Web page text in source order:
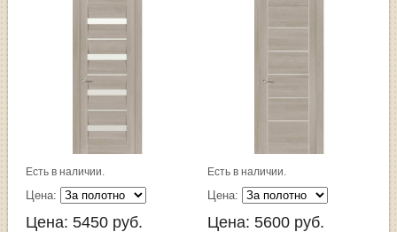
Есть в наличии.
Цена:
Цена:5450 руб.
Есть в наличии.
Цена:
Цена: 5600 руб.